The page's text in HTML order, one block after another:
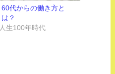
60代からの働き方と
は？
人生100年時代